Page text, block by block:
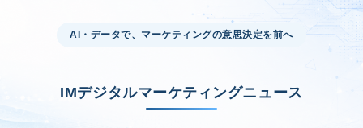
AI・データで、マーケティングの意思決定を前へ
IMデジタルマーケティングニュース